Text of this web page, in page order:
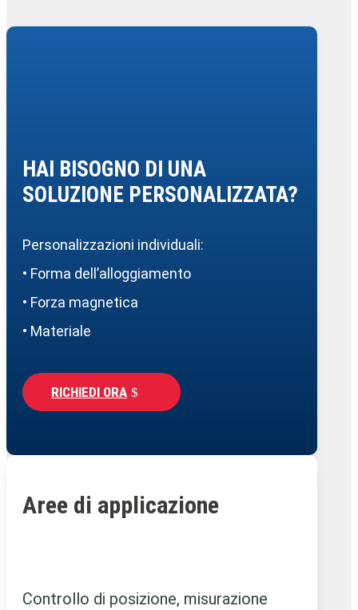
HAI BISOGNO DI UNA
SOLUZIONE PERSONALIZZATA?
Personalizzazioni individuali:
• Forma dell’alloggiamento
• Forza magnetica
• Materiale
RICHIEDI ORA
Aree di applicazione
Controllo di posizione, misurazione